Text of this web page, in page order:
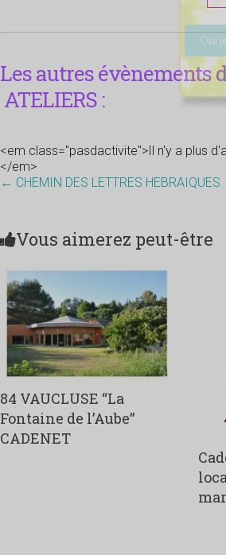
Les autres évènements
ATELIERS :
<em class="pasdactivite">Il n'y a plus
</em>
← CHEMIN DES LETTRES HEBRAIQUES
Vous aimerez peut-être
84 VAUCLUSE “La
Fontaine de l’Aube”
CADENET